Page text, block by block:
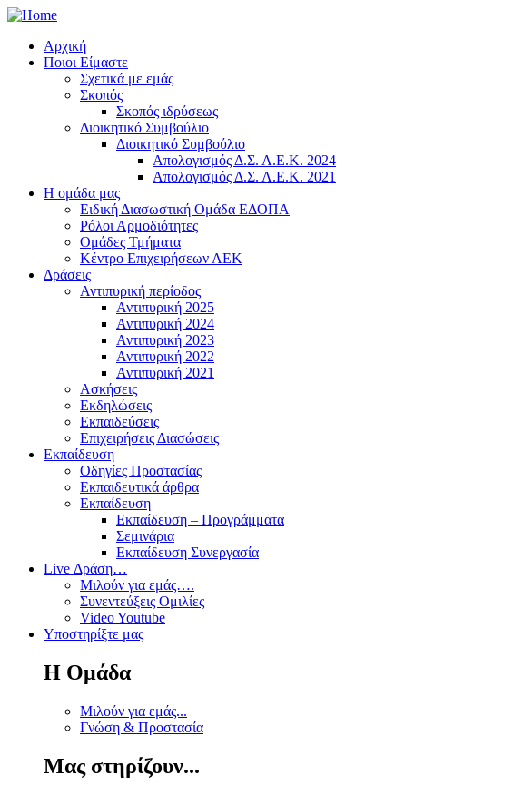
Αρχική
Ποιοι Είμαστε
Σχετικά με εμάς
Σκοπός
Σκοπός ιδρύσεως
Διοικητικό Συμβούλιο
Διοικητικό Συμβούλιο
Απολογισμός Δ.Σ. Λ.Ε.Κ. 2024
Απολογισμός Δ.Σ. Λ.Ε.Κ. 2021
Η ομάδα μας
Ειδική Διασωστική Ομάδα ΕΔΟΠΑ
Ρόλοι Αρμοδιότητες
Ομάδες Τμήματα
Κέντρο Επιχειρήσεων ΛΕΚ
Δράσεις
Αντιπυρική περίοδος
Αντιπυρική 2025
Αντιπυρική 2024
Αντιπυρική 2023
Αντιπυρική 2022
Αντιπυρική 2021
Ασκήσεις
Εκδηλώσεις
Εκπαιδεύσεις
Επιχειρήσεις Διασώσεις
Εκπαίδευση
Οδηγίες Προστασίας
Εκπαιδευτικά άρθρα
Εκπαίδευση
Εκπαίδευση – Προγράμματα
Σεμινάρια
Εκπαίδευση Συνεργασία
Live Δράση…
Μιλούν για εμάς….
Συνεντεύξεις Ομιλίες
Video Youtube
Υποστηρίξτε μας
Η Ομάδα
Μιλούν για εμάς...
Γνώση & Προστασία
Μας στηρίζουν...